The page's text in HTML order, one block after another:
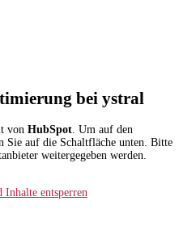
bei ystral
von HubSpot . Um auf den
Sie auf die Schaltfläche unten. Bitte
weitergegeben werden.
entsperren